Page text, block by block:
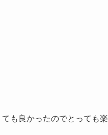
も良かったのでとっても